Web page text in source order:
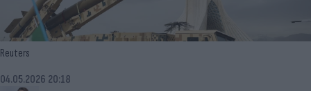
Reuters
04.05.2026 20:18